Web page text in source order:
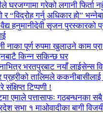
घरजग्गामा गरेको लगानी फिर्ता
“विद्रोह गर्नु अधिकार हो”
हनुमानीदेवी सृजन पुरस्कारको
नाका पूर्ण रुपमा खुलाउने काम
किन्न सकिन्छ घर
भरतपुरबाट नयाँ लाईसेन्स
तालिमले ककनीबासीलाई
संक्षिप्त टिप्पणी !
एमाले पत्तासाफः गठबन्धनका सबै
सभा १ माओवादीका बागी